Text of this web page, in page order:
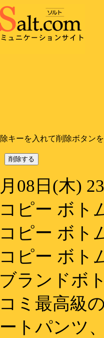
キーを入れて削除ボタン
削除する
08日(木)
ピー ボト
ピー ボト
ピー ボト
ランドボ
ミ最高級
トパンツ